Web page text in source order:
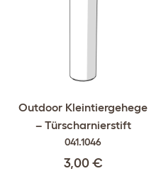
Outdoor Kleintiergehege
– Türscharnierstift
041.1046
3,00 €